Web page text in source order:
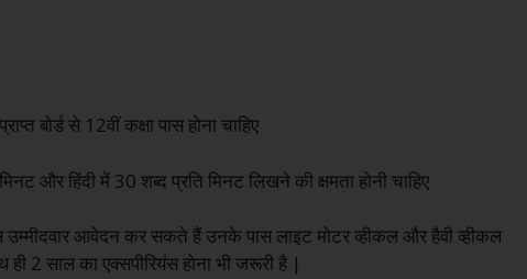
बोर्ड से 12वीं कक्षा पास होना चाहिए
और हिंदी में 30 शब्द प्रति मिनट लिखने की क्षमता होनी चाहिए
उम्मीदवार आवेदन कर सकते हैं उनके पास लाइट मोटर व्हीकल और हैवी व्हीकल
ही 2 साल का एक्सपीरियंस होना भी जरूरी है |